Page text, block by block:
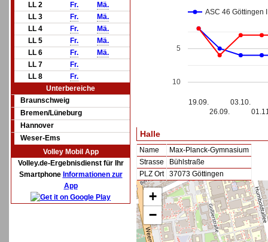
LL 2
Fr.
Mä.
LL 3
Fr.
Mä.
LL 4
Fr.
Mä.
LL 5
Fr.
Mä.
LL 6
Fr.
Mä.
LL 7
Fr.
LL 8
Fr.
Unterbereiche
Braunschweig
Bremen/Lüneburg
Hannover
Weser-Ems
Volley Mobil App
Volley.de-Ergebnisdienst für Ihr
Smartphone Informationen zur
App
ASC 46 Göttingen
19.09.
26.09.
03.10.
5
10
Halle
Name
Max-Planck-Gymnasium
Strasse
Bühlstraße
PLZ Ort
37073 Göttingen
+
−